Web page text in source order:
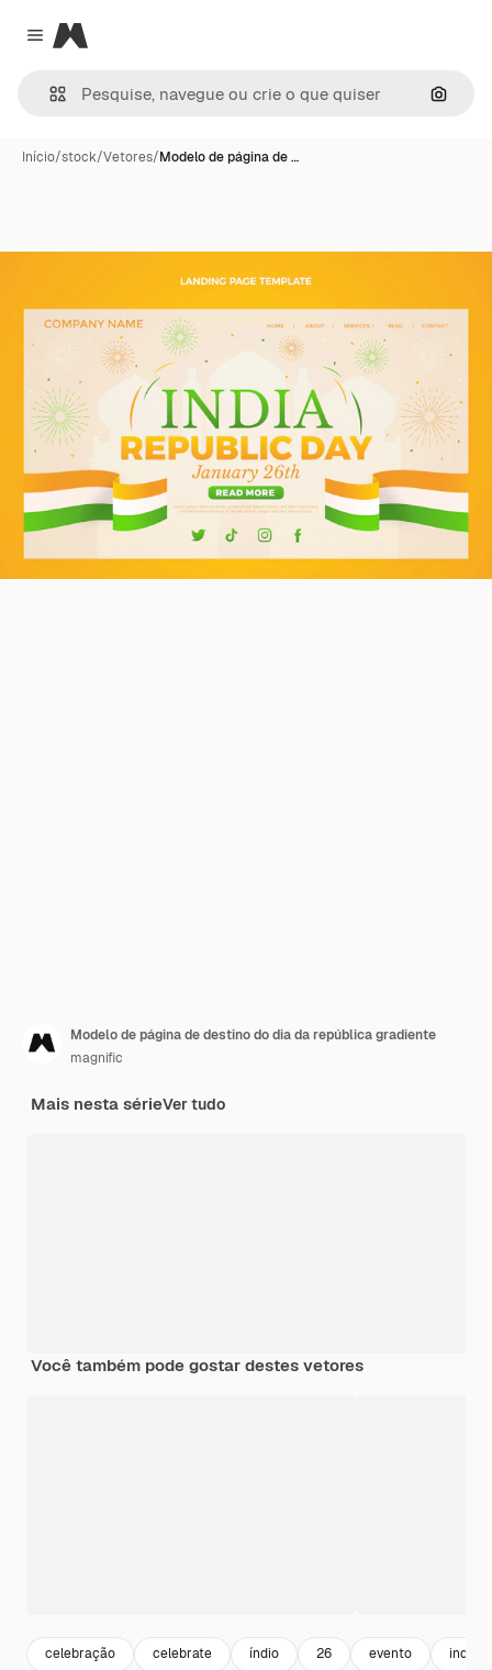
Close menu
Magnific
Início/stock/Vetores/Modelo de página de …
Modelo de página de destino do dia da república gradiente
magnific
Mais nesta sérieVer tudo
Você também pode gostar destes vetores
celebração celebrate índio 26 evento